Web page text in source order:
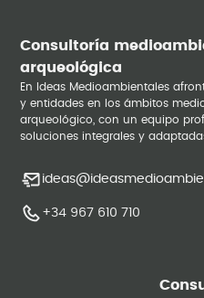
Consultoría
arqueológica
En Ideas Medioambientales
y entidades en los ámbitos
arqueológico, con un equipo
soluciones integrales y
+34 967 610 710